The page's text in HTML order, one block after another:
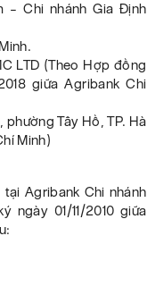
– Chi nhánh Gia Định
LTD (Theo Hợp đồng
giữa Agribank Chi
Tây Hồ, TP. Hà
Minh)
Agribank Chi nhánh
ngày 01/11/2010 giữa